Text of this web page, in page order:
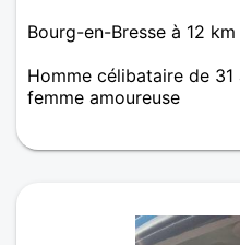
Bourg-en-Bresse à 12
Homme célibataire de
femme amoureuse